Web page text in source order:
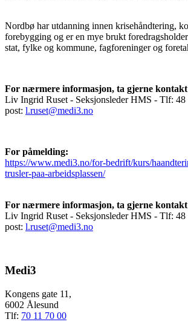
Nordbø har utdanning innen krisehåndtering,
forebygging og er en mye brukt
stat, fylke og kommune, fagforeninger og
For nærmere informasjon, ta gjerne kontakt
Liv Ingrid Ruset - Seksjonsleder HMS - Tlf: 48
post: l.ruset@medi3.no
For påmelding:
https://www.medi3.no/for-bedrift/kurs/
trusler-paa-arbeidsplassen/
For nærmere informasjon, ta gjerne kontakt
Liv Ingrid Ruset - Seksjonsleder HMS - Tlf: 48
post: l.ruset@medi3.no
Medi3
Kongens gate 11,
6002 Ålesund
Tlf: 70 11 70 00